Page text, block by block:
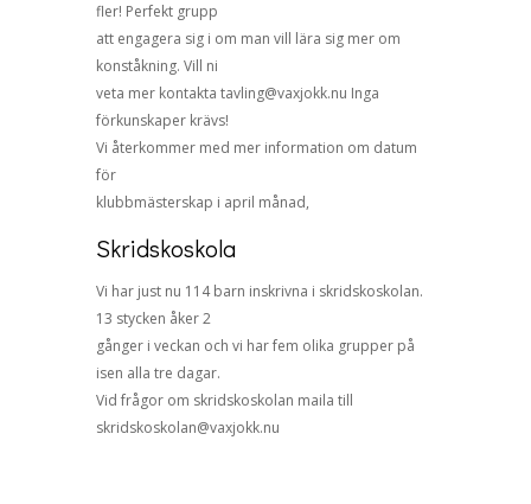
fler! Perfekt grupp
att engagera sig i om man vill lära sig mer om
konståkning. Vill ni
veta mer kontakta tavling@vaxjokk.nu Inga
förkunskaper krävs!
Vi återkommer med mer information om datum
för
klubbmästerskap i april månad,
Skridskoskola
Vi har just nu 114 barn inskrivna i skridskoskolan.
13 stycken åker 2
gånger i veckan och vi har fem olika grupper på
isen alla tre dagar.
Vid frågor om skridskoskolan maila till
skridskoskolan@vaxjokk.nu